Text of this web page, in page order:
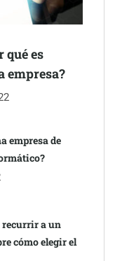
de las vacaciones
4,8 estrellas en
qué es
empresa?
empresa de
recurrir a un
cómo elegir el